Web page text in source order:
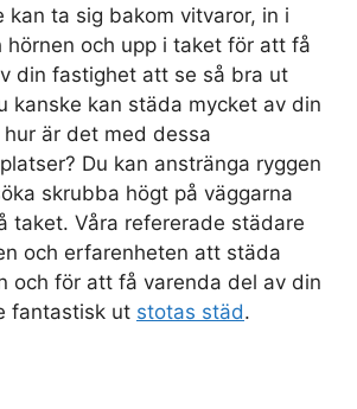
kan ta sig bakom vitvaror, in i
hörnen och upp i taket för att få
din fastighet att se så bra ut
kanske kan städa mycket av din
är det med dessa
Du kan anstränga ryggen
skrubba högt på väggarna
taket. Våra refererade städare
och erfarenheten att städa
och för att få varenda del av din
fantastisk ut stotas städ.